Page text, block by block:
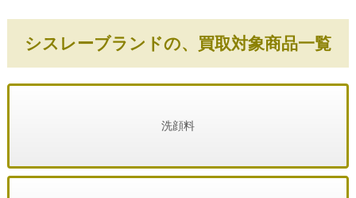
シスレーブランドの、買取対象商品一覧
洗顔料